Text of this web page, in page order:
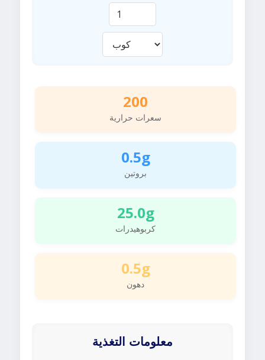
200
سعرات حرارية
0.5g
بروتين
25.0g
كربوهيدرات
0.5g
دهون
معلومات التغذية